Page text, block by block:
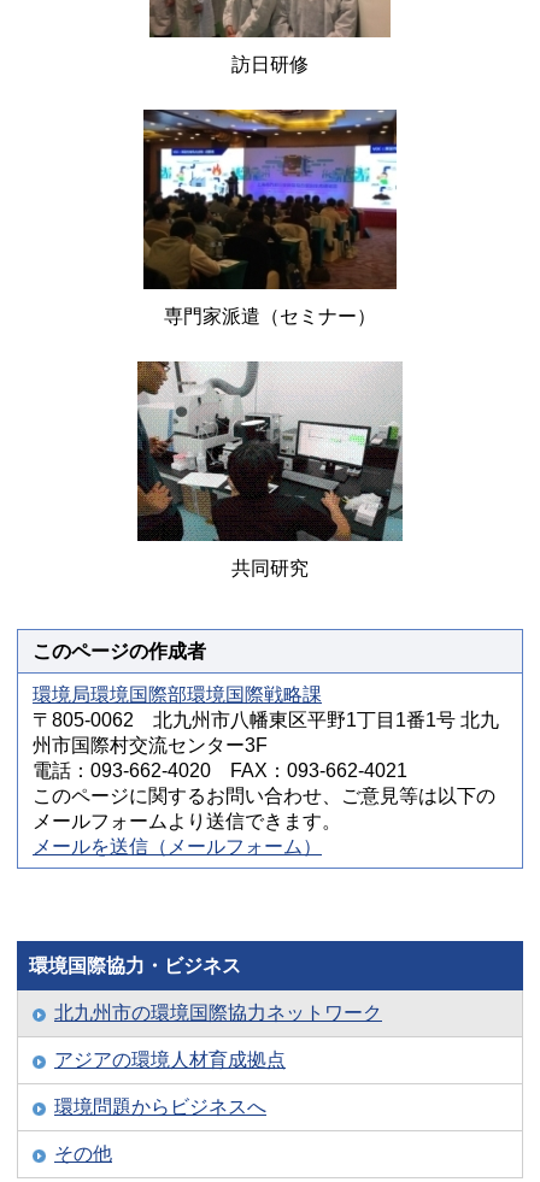
訪日研修
専門家派遣（セミナー）
共同研究
このページの作成者
環境局環境国際部環境国際戦略課
〒805-0062 北九州市八幡東区平野1丁目1番1号 北九
州市国際村交流センター3F
電話：093-662-4020 FAX：093-662-4021
このページに関するお問い合わせ、ご意見等は以下の
メールフォームより送信できます。
メールを送信（メールフォーム）
環境国際協力・ビジネス
北九州市の環境国際協力ネットワーク
アジアの環境人材育成拠点
環境問題からビジネスへ
その他